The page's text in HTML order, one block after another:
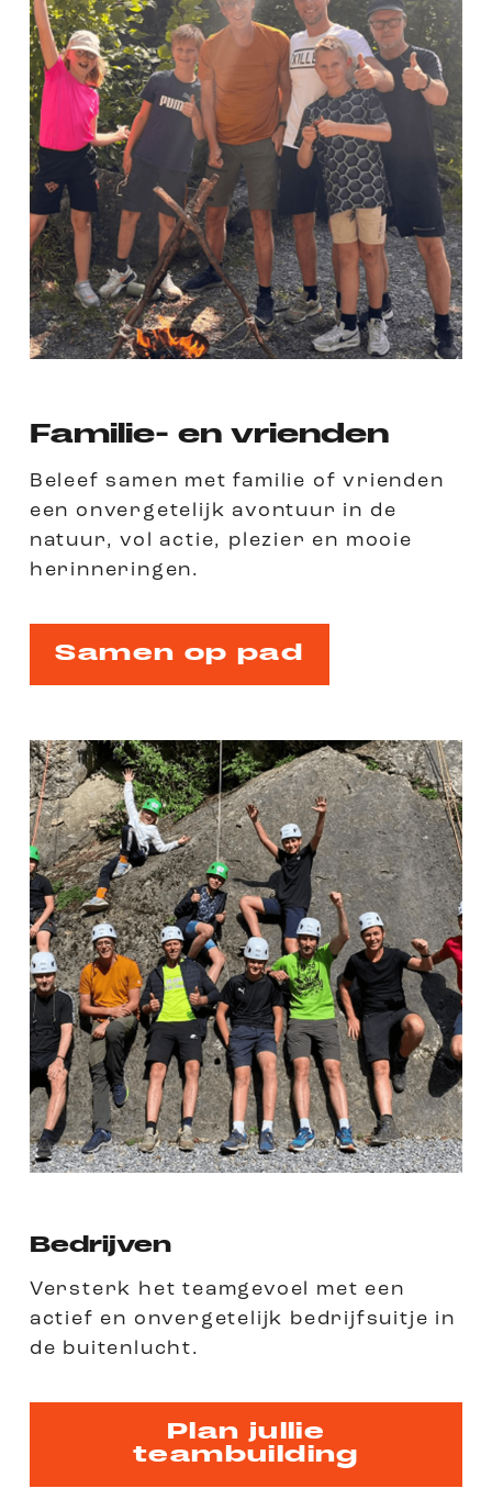
Familie- en vrienden
Beleef samen met familie of vrienden
een onvergetelijk avontuur in de
natuur, vol actie, plezier en mooie
herinneringen.
Samen op pad
Bedrijven
Versterk het teamgevoel met een
actief en onvergetelijk bedrijfsuitje in
de buitenlucht.
Plan jullie
teambuilding